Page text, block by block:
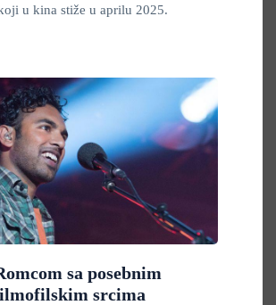
u kina stiže u aprilu 2025.
sa posebnim
srcima